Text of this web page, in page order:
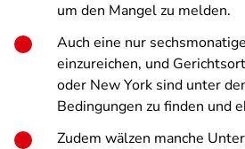
um den Mangel zu melden.
Auch eine nur
einzureichen, und
oder New York sind unter
Bedingungen zu finden und
Zudem wälzen manche